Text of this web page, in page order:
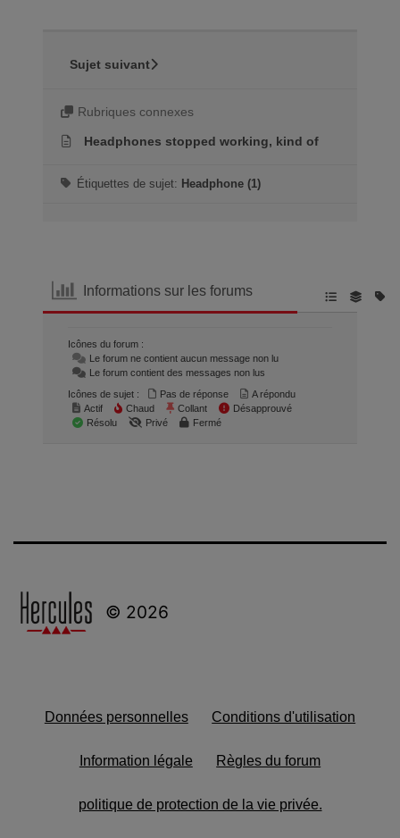
Sujet suivant
Rubriques connexes
Headphones stopped working, kind of
Étiquettes de sujet: Headphone (1)
Informations sur les forums
Icônes du forum :
Le forum ne contient aucun message non lu
Le forum contient des messages non lus
Icônes de sujet :
Pas de réponse
A répondu
Actif
Chaud Collant
Désapprouvé
Résolu
Privé Fermé
© 2026
Données personnelles Conditions d'utilisation
Information légale Règles du forum
politique de protection de la vie privée.